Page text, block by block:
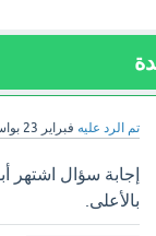
تم الرد عليه فبراير 23
إجابة سؤال اشتهر
بالأعلى.